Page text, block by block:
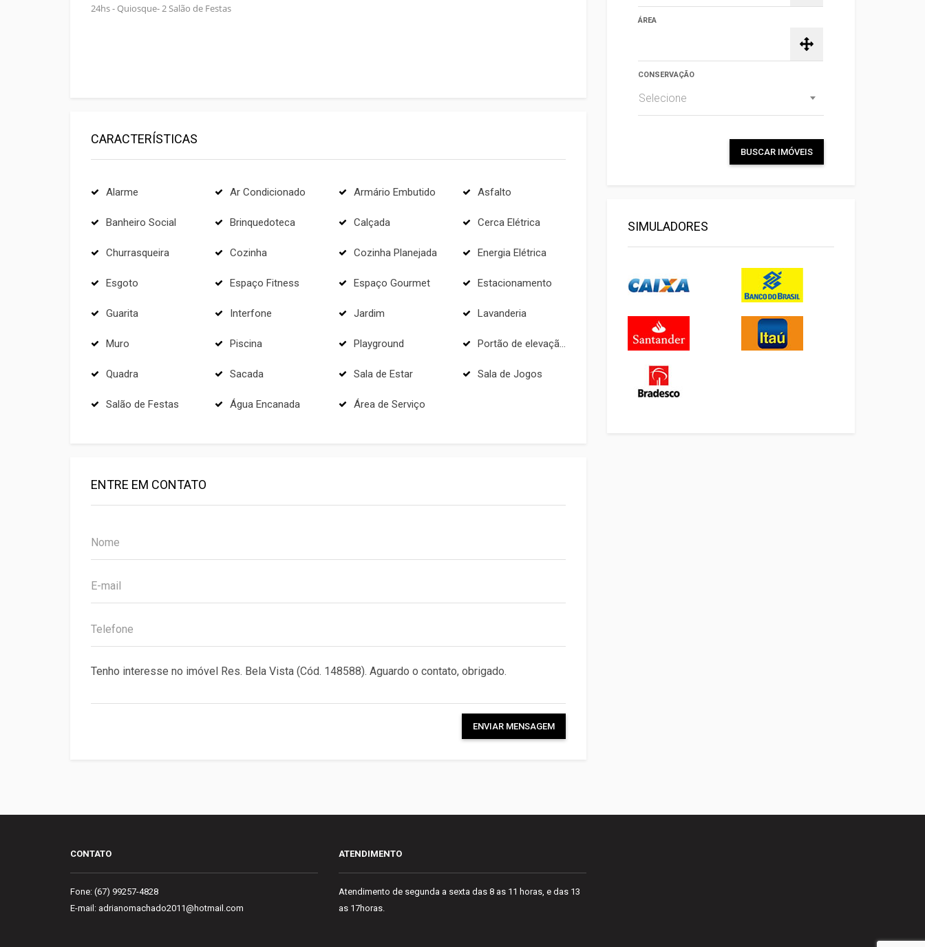
24hs - Quiosque- 2 Salão de Festas
CARACTERÍSTICAS
Alarme Ar Condicionado Armário Embutido Asfalto
Banheiro Social Brinquedoteca Calçada Cerca Elétrica
Churrasqueira Cozinha Cozinha Planejada Energia Elétrica
Esgoto Espaço Fitness Espaço Gourmet Estacionamento
Guarita Interfone Jardim Lavanderia
Muro Piscina Playground Portão de elevação com motor
Quadra Sacada Sala de Estar Sala de Jogos
Salão de Festas Água Encanada Área de Serviço
ENTRE EM CONTATO
ENVIAR MENSAGEM
ÁREA
CONSERVAÇÃO
Selecione
BUSCAR IMÓVEIS
SIMULADORES
CONTATO
Fone: (67) 99257-4828
E-mail: adrianomachado2011@hotmail.com
ATENDIMENTO
Atendimento de segunda a sexta das 8 as 11 horas, e das 13
as 17horas.